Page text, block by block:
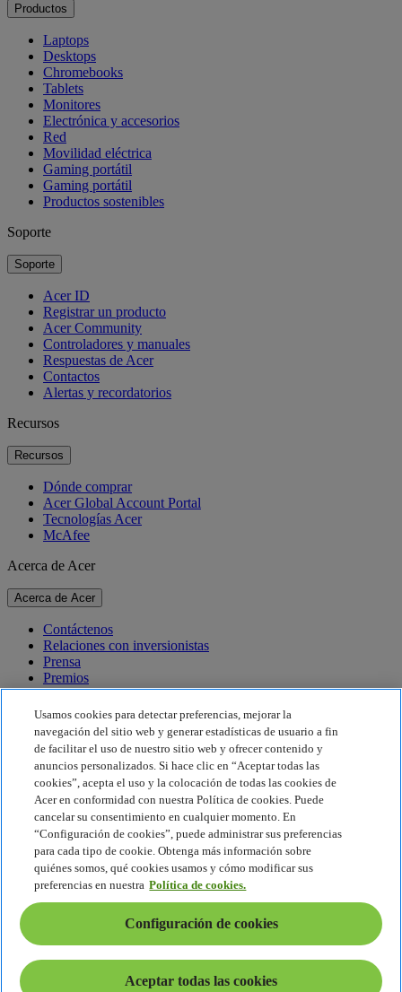
Productos
Laptops
Desktops
Chromebooks
Tablets
Monitores
Electrónica y accesorios
Red
Movilidad eléctrica
Gaming portátil
Gaming portátil
Productos sostenibles
Soporte
Soporte
Acer ID
Registrar un producto
Acer Community
Controladores y manuales
Respuestas de Acer
Contactos
Alertas y recordatorios
Recursos
Recursos
Dónde comprar
Acer Global Account Portal
Tecnologías Acer
McAfee
Acerca de Acer
Acerca de Acer
Contáctenos
Relaciones con inversionistas
Prensa
Premios
Eventos
Sostenibilidad
Sostenibilidad
Responsabilidad social corporativa
Huella de carbono del producto
Proyecto Humanity
Earthion
Política de privacidad
Política de cookies
Aviso legal
Información legal adicional
Política de accesibilidad
Configuración de cookies
América Latina - Español
Usamos cookies para detectar preferencias, mejorar la
navegación del sitio web y generar estadísticas de usuario a fin
de facilitar el uso de nuestro sitio web y ofrecer contenido y
anuncios personalizados. Si hace clic en “Aceptar todas las
cookies”, acepta el uso y la colocación de todas las cookies de
Acer en conformidad con nuestra Política de cookies. Puede
cancelar su consentimiento en cualquier momento. En
“Configuración de cookies”, puede administrar sus preferencias
para cada tipo de cookie. Obtenga más información sobre
quiénes somos, qué cookies usamos y cómo modificar sus
preferencias en nuestra Política de cookies.
Configuración de cookies
Aceptar todas las cookies